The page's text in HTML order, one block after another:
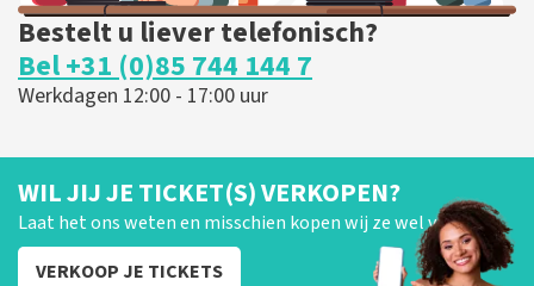
Bestelt u liever telefonisch?
Bel +31 (0)85 744 144 7
Werkdagen 12:00 - 17:00 uur
WIL JIJ JE TICKET(S) VERKOPEN?
Laat het ons weten en misschien kopen wij ze wel van je!
VERKOOP JE TICKETS